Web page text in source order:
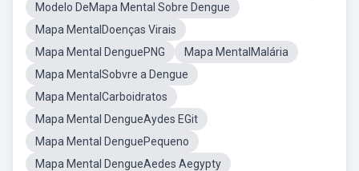
Modelo DeMapa Mental Sobre Dengue
Mapa MentalDoenças Virais
Mapa Mental DenguePNG
Mapa MentalMalária
Mapa MentalSobvre a Dengue
Mapa MentalCarboidratos
Mapa Mental DengueAydes EGit
Mapa Mental DenguePequeno
Mapa Mental DengueAedes Aegypty